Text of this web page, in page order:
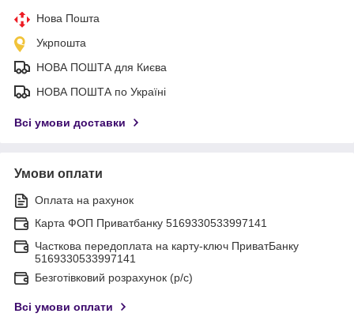
Нова Пошта
Укрпошта
НОВА ПОШТА для Києва
НОВА ПОШТА по Україні
Всі умови доставки
Умови оплати
Оплата на рахунок
Карта ФОП Приватбанку 5169330533997141
Часткова передоплата на карту-ключ ПриватБанку
5169330533997141
Безготівковий розрахунок (р/с)
Всі умови оплати